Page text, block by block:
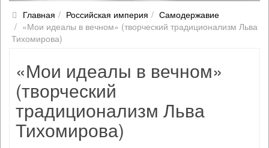
Главная Российская империя
Самодержавие
«Мои идеалы в вечном» (творческий традиционализм Льва
Тихомирова)
«Мои идеалы в вечном»
(творческий
традиционализм Льва
Тихомирова)